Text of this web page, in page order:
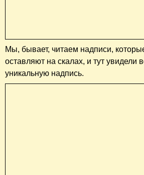
Мы, бывает, читаем надписи,
оставляют на скалах, и тут увидели
уникальную надпись.